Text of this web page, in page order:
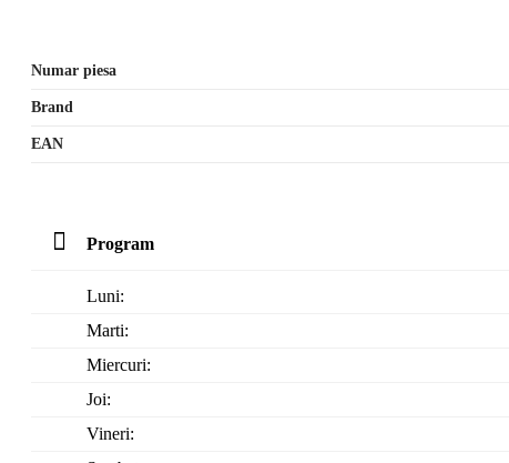
Numar piesa
Brand
EAN
Program
Luni:
Marti:
Miercuri:
Joi:
Vineri: